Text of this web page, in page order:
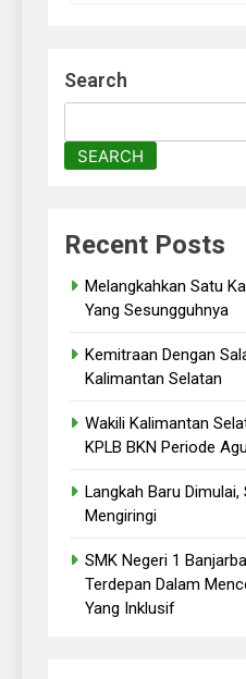
Search
SEARCH
Recent Posts
Melangkahkan Satu
Yang Sesungguhnya
Kemitraan Dengan
Kalimantan Selatan
Wakili Kalimantan
KPLB BKN Periode
Langkah Baru
Mengiringi
SMK Negeri 1
Terdepan Dalam
Yang Inklusif